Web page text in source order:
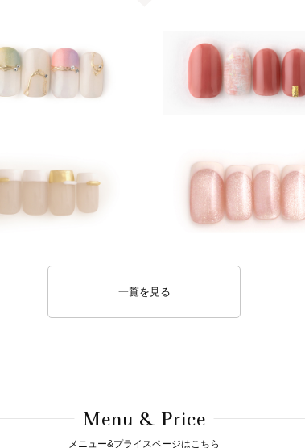
一覧を見る
Menu& Price
メニュー&プライスページはこちら